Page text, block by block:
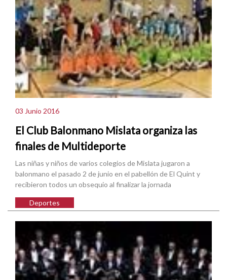
03 Junio 2016
El Club Balonmano Mislata organiza las
finales de Multideporte
Las niñas y niños de varios colegios de Mislata jugaron a
balonmano el pasado 2 de junio en el pabellón de El Quint y
recibieron todos un obsequio al finalizar la jornada
Deportes